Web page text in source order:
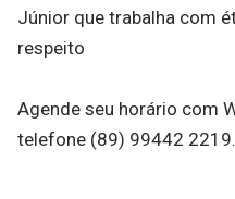
Júnior que trabalha com
respeito
Agende seu horário com
telefone (89) 99442 2219.